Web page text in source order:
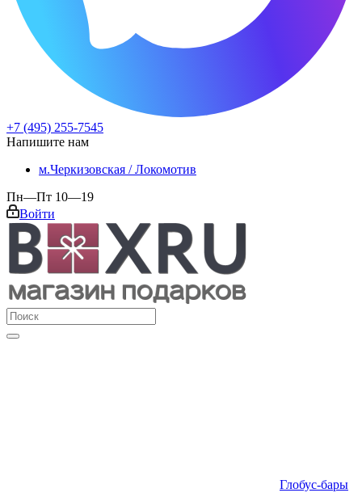
+7 (495) 255-7545
Напишите нам
м.Черкизовская / Локомотив
Пн—Пт 10—19
Войти
Глобус-бары